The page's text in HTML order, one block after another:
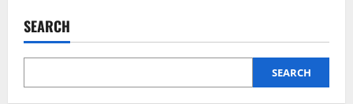
SEARCH
SEARCH